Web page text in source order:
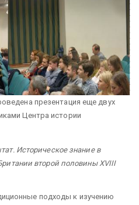
презентация еще двух
Центра истории
Историческое знание в
второй половины XVIII
подходы к изучению